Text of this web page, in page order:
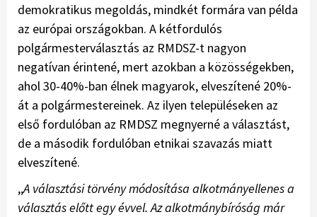
demokratikus megoldás, mindkét formára van példa
az európai országokban. A kétfordulós
polgármesterválasztás az RMDSZ-t nagyon
negatívan érintené, mert azokban a közösségekben,
ahol 30-40%-ban élnek magyarok, elveszítené 20%-
át a polgármestereinek. Az ilyen településeken az
első fordulóban az RMDSZ megnyerné a választást,
de a második fordulóban etnikai szavazás miatt
elveszítené.
,,A választási törvény módosítása alkotmányellenes a
választás előtt egy évvel. Az alkotmánybíróság már